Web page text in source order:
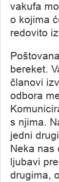
vakufa
o kojima
redovito
bereket.
članovi
odbora
s njima.
jedni
Neka nas
ljubavi
drugima,